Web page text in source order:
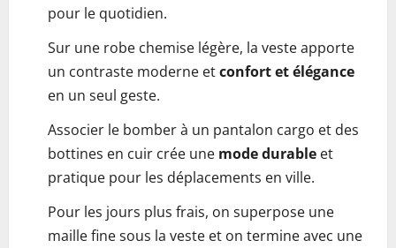
pour le quotidien.
Sur une robe chemise légère, la veste apporte
un contraste moderne etconfort et élégance
en un seul geste.
Associer le bomber à un pantalon cargo et des
bottines en cuir crée une mode durable et
pratique pour les déplacements en ville.
Pour les jours plus frais, on superpose une
maille fine sous la veste et on termine avec une